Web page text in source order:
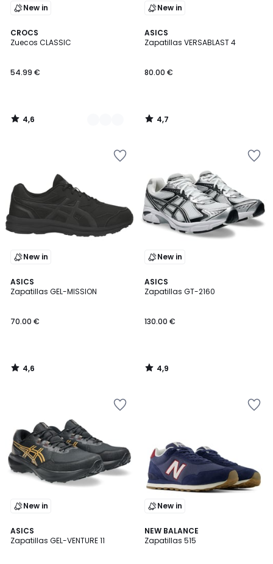
New in
CROCS
Zuecos CLASSIC
54.99 €
4,6
/ 5
2
Colores
4,6
/
New in
ASICS
Zapatillas VERSABLAST 4
80.00 €
4,7
/ 5
4,7
/
New in
ASICS
Zapatillas GEL-MISSION
70.00 €
4,6
/ 5
4,6
/
New in
ASICS
Zapatillas GT-2160
130.00 €
4,9
/ 5
4,9
/
New in
ASICS
Zapatillas GEL-VENTURE 11
4,6
/ 5
New in
NEW BALANCE
Zapatillas 515